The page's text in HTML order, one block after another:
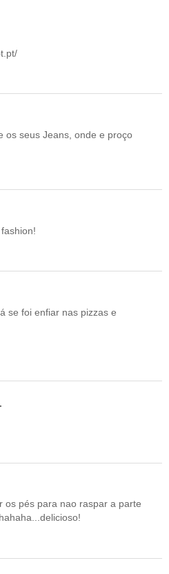
os seus Jeans, onde e proço
se foi enfiar nas pizzas e
os pés para nao raspar a parte